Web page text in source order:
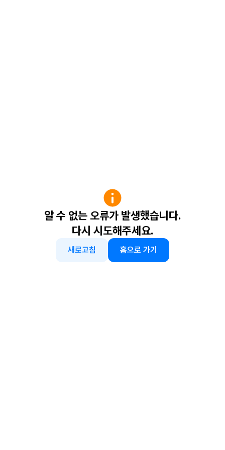
알 수 없는 오류가 발생했습니다.
다시 시도해주세요.
새로고침 홈으로 가기